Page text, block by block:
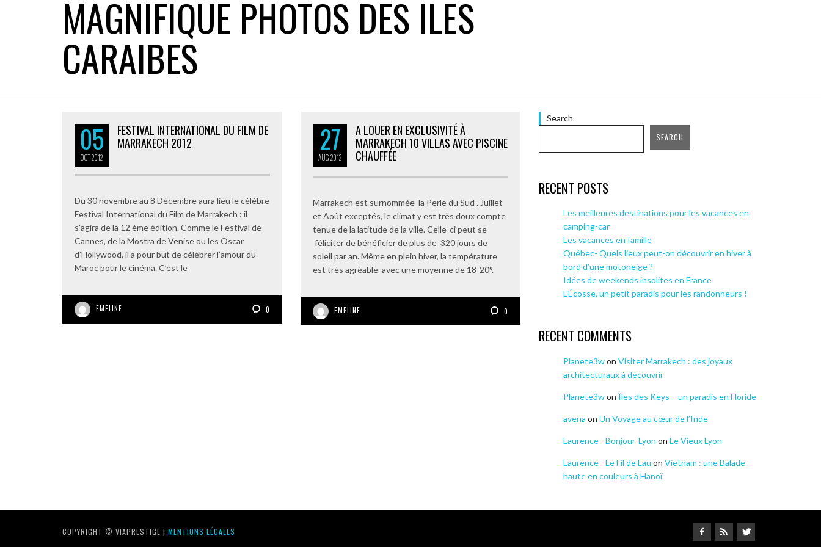
MAGNIFIQUE PHOTOS DES ILES
CARAIBES
05
OCT2012
FESTIVAL INTERNATIONAL DU FILM DE
MARRAKECH 2012
Du 30 novembre au 8 Décembre aura lieu le célèbre
Festival International du Film de Marrakech : il
s’agira de la 12 ème édition. Comme le Festival de
Cannes, de la Mostra de Venise ou les Oscar
d’Hollywood, il a pour but de célébrer l’amour du
Maroc pour le cinéma. C’est le
EMELINE 0
27
AUG2012
A LOUER EN EXCLUSIVITÉ À
MARRAKECH 10 VILLAS AVEC PISCINE
CHAUFFÉE
Marrakech est surnommée la Perle du Sud . Juillet
et Août exceptés, le climat y est très doux compte
tenue de la latitude de la ville. Celle-ci peut se
féliciter de bénéficier de plus de 320 jours de
soleil par an. Même en plein hiver, la température
est très agréable avec une moyenne de 18-20°.
EMELINE 0
Search
SEARCH
RECENT POSTS
Les meilleures destinations pour les vacances en
camping-car
Les vacances en famille
Québec- Quels lieux peut-on découvrir en hiver à
bord d’une motoneige ?
Idées de weekends insolites en France
L’Écosse, un petit paradis pour les randonneurs !
RECENT COMMENTS
Planete3won Visiter Marrakech : des joyaux
architecturaux à découvrir
Planete3won Îles des Keys – un paradis en Floride
avena on Un Voyage au cœur de l’Inde
Laurence - Bonjour-Lyon on Le Vieux Lyon
Laurence - Le Fil de Lau on Vietnam : une Balade
haute en couleurs à Hanoï
COPYRIGHT © VIAPRESTIGE | MENTIONS LÉGALES